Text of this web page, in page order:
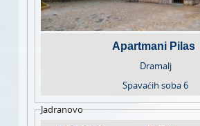
Apartmani Pilas
Dramalj
Spavaćih soba6
Jadranovo